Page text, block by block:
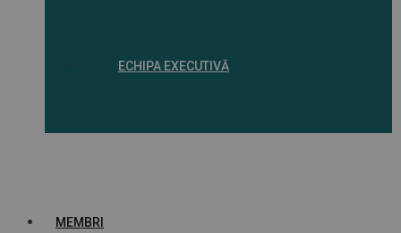
ECHIPA EXECUTIVĂ
MEMBRI